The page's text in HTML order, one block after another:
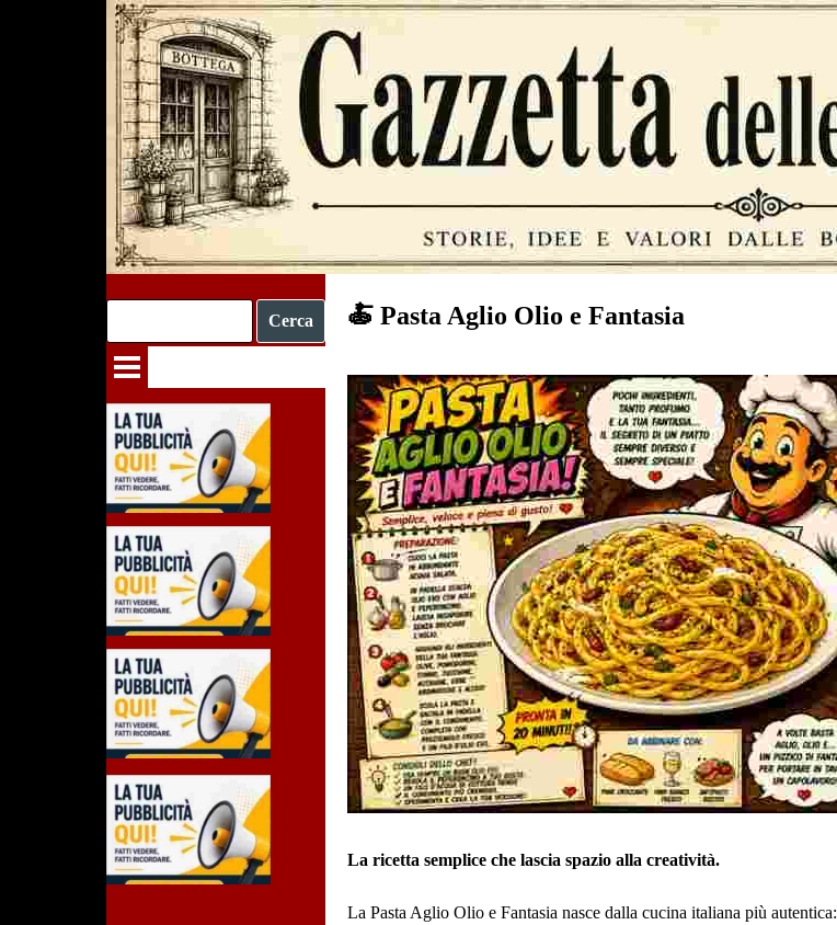
Cerca
🍝 Pasta Aglio Olio e Fantasia
La ricetta semplice che lascia spazio alla creatività.
La Pasta Aglio Olio e Fantasia nasce dalla cucina italiana più autentica: